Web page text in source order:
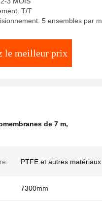
T/T
5 ensembles par
le meilleur prix
de 7 m,
PTFE et autres matériaux
7300mm